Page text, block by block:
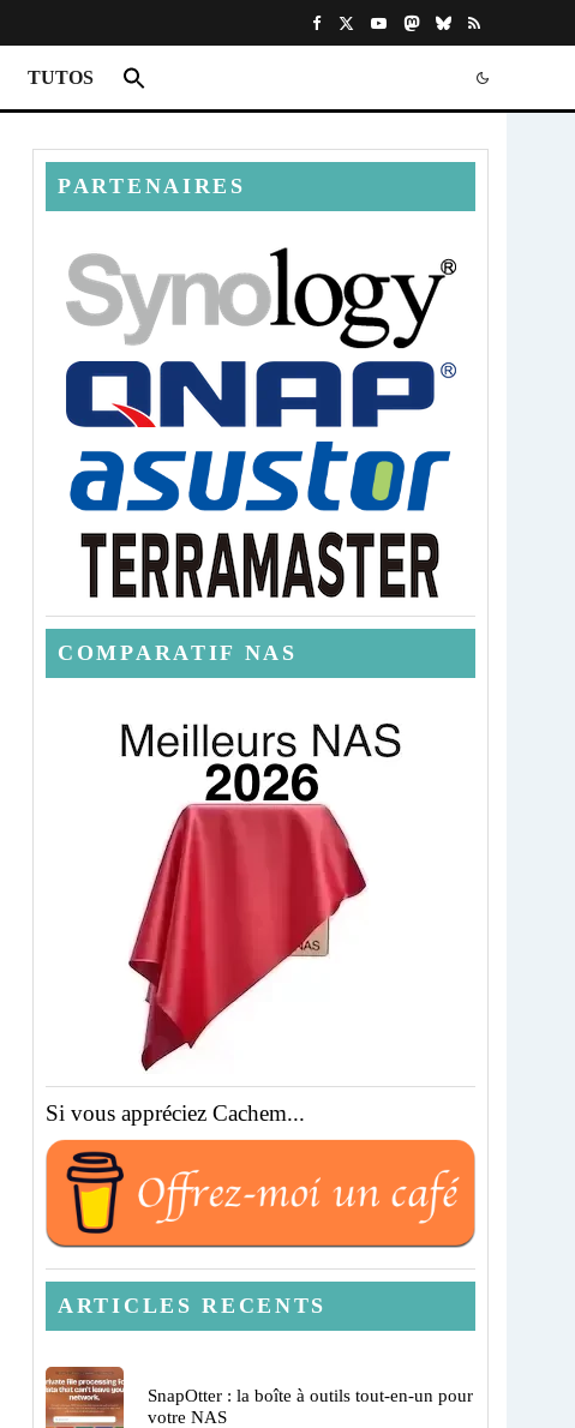
TUTOS
PARTENAIRES
COMPARATIF NAS
Si vous appréciez Cachem...
ARTICLES RECENTS
SnapOtter : la boîte à outils tout-en-un pour
votre NAS